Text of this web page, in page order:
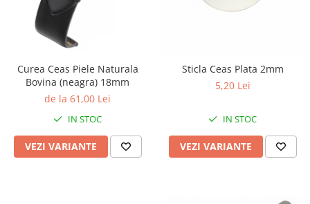
Curea Ceas Piele Naturala
Bovina (neagra) 18mm
de la 61,00 Lei
IN STOC
VEZI VARIANTE
Sticla Ceas Plata 2mm
5,20 Lei
IN STOC
VEZI VARIANTE